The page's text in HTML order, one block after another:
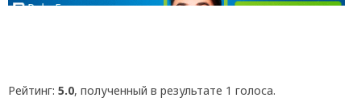
Рейтинг: 5.0, полученный в результате 1 голоса.